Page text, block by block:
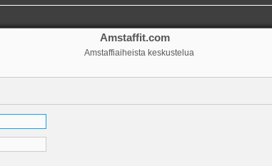
Amstaffit.com
Amstaffiaiheista keskustelua